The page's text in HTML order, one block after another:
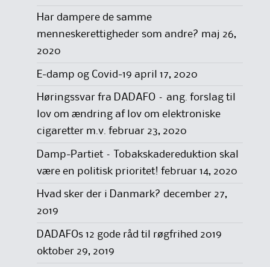
Har dampere de samme
menneskerettigheder som andre? maj 26,
2020
E-damp og Covid-19 april 17, 2020
Høringssvar fra DADAFO – ang. forslag til
lov om ændring af lov om elektroniske
cigaretter m.v. februar 23, 2020
Damp-Partiet – Tobakskadereduktion skal
være en politisk prioritet! februar 14, 2020
Hvad sker der i Danmark? december 27,
2019
DADAFOs 12 gode råd til røgfrihed 2019
oktober 29, 2019